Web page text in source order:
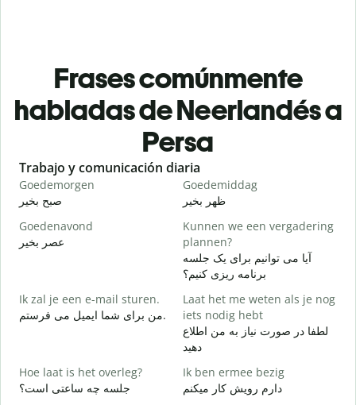
Frases comúnmente
habladas de Neerlandés a
Persa
Slide 1 of 6
Trabajo y comunicación diaria
Goedemorgen
صبح بخیر
Goedemiddag
ظهر بخیر
Goedenavond
عصر بخیر
Kunnen we een vergadering
plannen?
آیا می توانیم برای یک جلسه
برنامه ریزی کنیم؟
Ik zal je een e-mail sturen.
من برای شما ایمیل می فرستم.
Laat het me weten als je nog
iets nodig hebt
لطفا در صورت نیاز به من اطلاع
دهید
Hoe laat is het overleg?
جلسه چه ساعتی است؟
Ik ben ermee bezig
دارم رویش کار میکنم